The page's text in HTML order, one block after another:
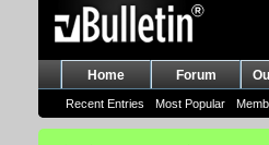
Home Forum
Recent Entries Most Popular